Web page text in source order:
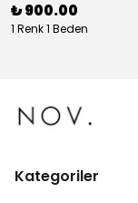
₺ 900.00
1 Renk 1 Beden
Kategoriler